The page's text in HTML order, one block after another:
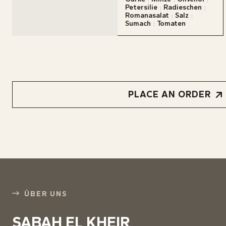
Das
KARTE
ÜBER
Petersilie
Radieschen
Romanasalat
Salz
Sumach
Tomaten
PLACE AN ORDER
ÜBER UNS
SABAH EL KHEIR